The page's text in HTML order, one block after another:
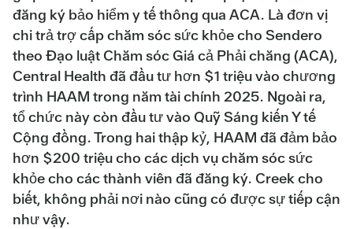
đăng ký bảo hiểm y tế thông qua ACA. Là đơn vị
chi trả trợ cấp chăm sóc sức khỏe cho Sendero
theo Đạo luật Chăm sóc Giá cả Phải chăng (ACA),
Central Health đã đầu tư hơn $1 triệu vào chương
trình HAAM trong năm tài chính 2025. Ngoài ra,
tổ chức này còn đầu tư vào Quỹ Sáng kiến Y tế
Cộng đồng. Trong hai thập kỷ, HAAM đã đảm bảo
hơn $200 triệu cho các dịch vụ chăm sóc sức
khỏe cho các thành viên đã đăng ký. Creek cho
biết, không phải nơi nào cũng có được sự tiếp cận
như vậy.